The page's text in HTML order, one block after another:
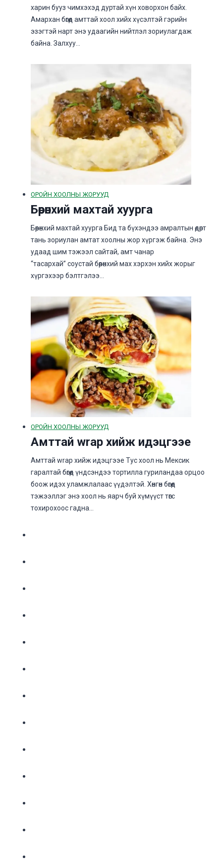
харин бууз чимхэхэд дуртай хүн ховорхон байх.
Амархан бөгөөд амттай хоол хийх хүсэлтэй гэрийн
эзэгтэй нарт энэ удаагийн нийтлэл зориулагдаж
байна. Залхуу…
ОРОЙН ХООЛНЫ ЖОРУУД
Бөөрөнхий махтай хуурга
Бөөрөнхий махтай хуурга Бид та бүхэндээ амралтын өдөрт
тань зориулан амтат хоолны жор хүргэж байна. Энэ
удаад шим тэжээл сайтай, амт чанар
“тасархай” соустай бөөрөнхий мах хэрхэн хийх жорыг
хүргэхээр бэлтгэлээ…
ОРОЙН ХООЛНЫ ЖОРУУД
Амттай wrap хийж идэцгээе
Амттай wrap хийж идэцгээе Тус хоол нь Мексик
гаралтай бөгөөд үндсэндээ тортилла гуриландаа орцоо
боож идэх уламжлалаас үүдэлтэй. Хөнгөн бөгөөд
тэжээллэг энэ хоол нь яарч буй хүмүүст төгс
тохирохоос гадна…